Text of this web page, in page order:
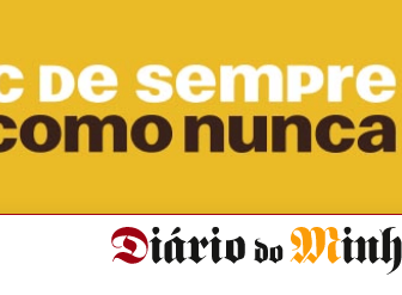
Revista Minha Gráfica DM Livraria